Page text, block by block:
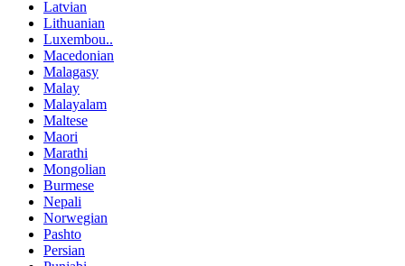
Latvian
Lithuanian
Luxembou..
Macedonian
Malagasy
Malay
Malayalam
Maltese
Maori
Marathi
Mongolian
Burmese
Nepali
Norwegian
Pashto
Persian